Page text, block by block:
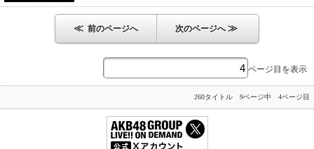
≪ 前のページへ 次のページへ≫
ページ目を表示
260タイトル 9ページ中 4ページ目